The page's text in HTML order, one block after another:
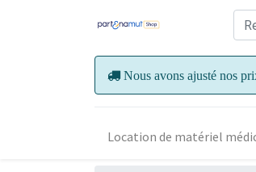
Nous avons ajusté nos
Location de matériel